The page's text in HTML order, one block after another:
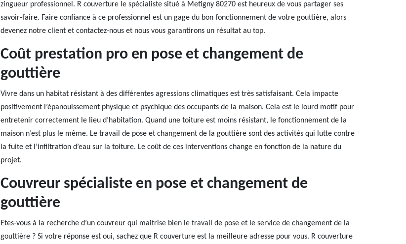
zingueur professionnel. R couverture le spécialiste situé à Metigny 80270 est heureux de vous partager ses
savoir-faire. Faire confiance à ce professionnel est un gage du bon fonctionnement de votre gouttière, alors
devenez notre client et contactez-nous et nous vous garantirons un résultat au top.
Coût prestation pro en pose et changement de
gouttière
Vivre dans un habitat résistant à des différentes agressions climatiques est très satisfaisant. Cela impacte
positivement l’épanouissement physique et psychique des occupants de la maison. Cela est le lourd motif pour
entretenir correctement le lieu d’habitation. Quand une toiture est moins résistant, le fonctionnement de la
maison n’est plus le même. Le travail de pose et changement de la gouttière sont des activités qui lutte contre
la fuite et l’infiltration d’eau sur la toiture. Le coût de ces interventions change en fonction de la nature du
projet.
Couvreur spécialiste en pose et changement de
gouttière
Etes-vous à la recherche d’un couvreur qui maitrise bien le travail de pose et le service de changement de la
gouttière ? Si votre réponse est oui, sachez que R couverture est la meilleure adresse pour vous. R couverture